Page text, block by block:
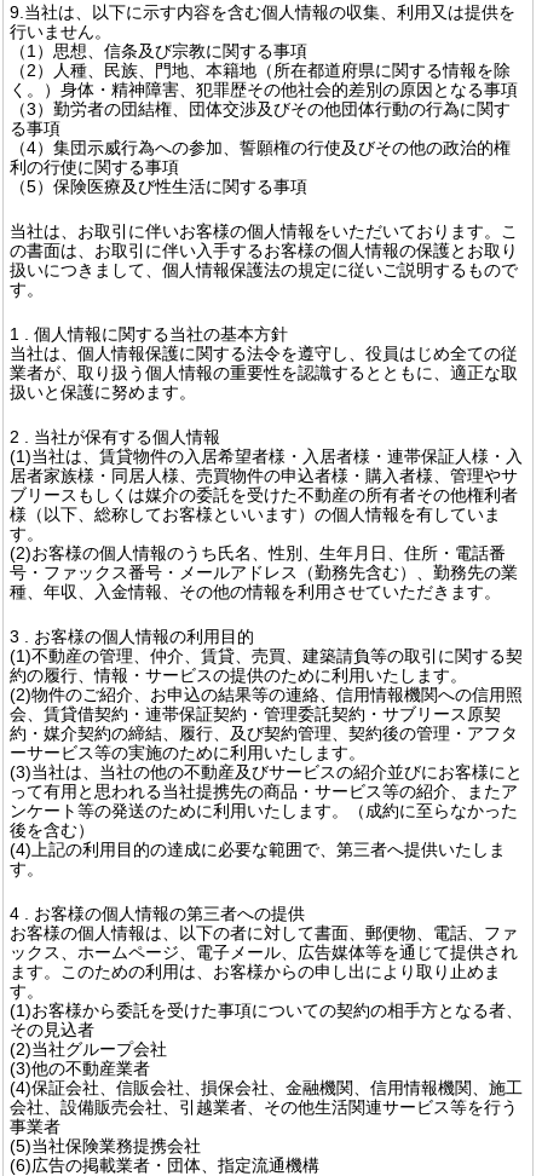
9.当社は、以下に示す内容を含む個人情報の収集、利用又は提供を
行いません。
（1）思想、信条及び宗教に関する事項
（2）人種、民族、門地、本籍地（所在都道府県に関する情報を除
く。）身体・精神障害、犯罪歴その他社会的差別の原因となる事項
（3）勤労者の団結権、団体交渉及びその他団体行動の行為に関す
る事項
（4）集団示威行為への参加、誓願権の行使及びその他の政治的権
利の行使に関する事項
（5）保険医療及び性生活に関する事項
当社は、お取引に伴いお客様の個人情報をいただいております。こ
の書面は、お取引に伴い入手するお客様の個人情報の保護とお取り
扱いにつきまして、個人情報保護法の規定に従いご説明するもので
す。
1 . 個人情報に関する当社の基本方針
当社は、個人情報保護に関する法令を遵守し、役員はじめ全ての従
業者が、取り扱う個人情報の重要性を認識するとともに、適正な取
扱いと保護に努めます。
2 . 当社が保有する個人情報
(1)当社は、賃貸物件の入居希望者様・入居者様・連帯保証人様・入
居者家族様・同居人様、売買物件の申込者様・購入者様、管理やサ
ブリースもしくは媒介の委託を受けた不動産の所有者その他権利者
様（以下、総称してお客様といいます）の個人情報を有していま
す。
(2)お客様の個人情報のうち氏名、性別、生年月日、住所・電話番
号・ファックス番号・メールアドレス（勤務先含む）、勤務先の業
種、年収、入金情報、その他の情報を利用させていただきます。
3 . お客様の個人情報の利用目的
(1)不動産の管理、仲介、賃貸、売買、建築請負等の取引に関する契
約の履行、情報・サービスの提供のために利用いたします。
(2)物件のご紹介、お申込の結果等の連絡、信用情報機関への信用照
会、賃貸借契約・連帯保証契約・管理委託契約・サブリース原契
約・媒介契約の締結、履行、及び契約管理、契約後の管理・アフタ
ーサービス等の実施のために利用いたします。
(3)当社は、当社の他の不動産及びサービスの紹介並びにお客様にと
って有用と思われる当社提携先の商品・サービス等の紹介、またア
ンケート等の発送のために利用いたします。（成約に至らなかった
後を含む）
(4)上記の利用目的の達成に必要な範囲で、第三者へ提供いたしま
す。
4 . お客様の個人情報の第三者への提供
お客様の個人情報は、以下の者に対して書面、郵便物、電話、ファ
ックス、ホームページ、電子メール、広告媒体等を通じて提供され
ます。このための利用は、お客様からの申し出により取り止めま
す。
(1)お客様から委託を受けた事項についての契約の相手方となる者、
その見込者
(2)当社グループ会社
(3)他の不動産業者
(4)保証会社、信販会社、損保会社、金融機関、信用情報機関、施工
会社、設備販売会社、引越業者、その他生活関連サービス等を行う
事業者
(5)当社保険業務提携会社
(6)広告の掲載業者・団体、指定流通機構